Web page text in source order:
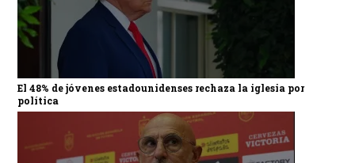
El 48% de jóvenes estadounidenses rechaza la iglesia por
política